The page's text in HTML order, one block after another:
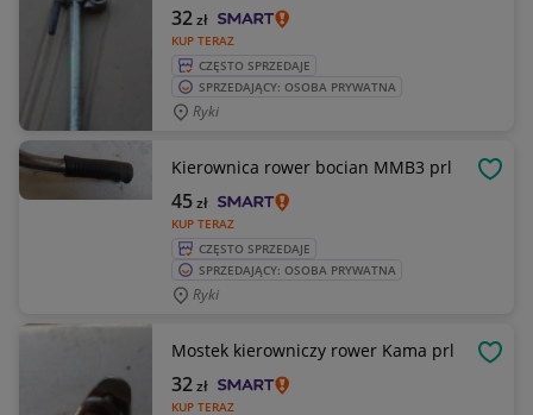
KUP TERAZ
32zł
CZĘSTO SPRZEDAJE
SPRZEDAJĄCY: OSOBA PRYWATNA
Ryki
Kierownica rower bocian MMB3 prl
KUP TERAZ
45zł
CZĘSTO SPRZEDAJE
SPRZEDAJĄCY: OSOBA PRYWATNA
Ryki
Mostek kierowniczy rower Kama prl
KUP TERAZ
32zł